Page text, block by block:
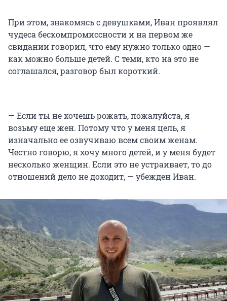
При этом, знакомясь с девушками, Иван проявлял
чудеса бескомпромиссности и на первом же
свидании говорил, что ему нужно только одно —
как можно больше детей. С теми, кто на это не
соглашался, разговор был короткий.
— Если ты не хочешь рожать, пожалуйста, я
возьму еще жен. Потому что у меня цель, я
изначально ее озвучиваю всем своим женам.
Честно говорю, я хочу много детей, и у меня будет
несколько женщин. Если это не устраивает, то до
отношений дело не доходит, — убежден Иван.